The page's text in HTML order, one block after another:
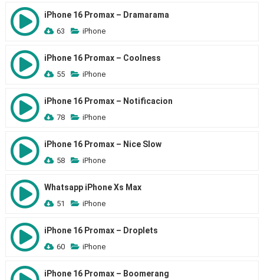
iPhone 16 Promax – Dramarama
63 iPhone
iPhone 16 Promax – Coolness
55 iPhone
iPhone 16 Promax – Notificacion
78 iPhone
iPhone 16 Promax – Nice Slow
58 iPhone
Whatsapp iPhone Xs Max
51 iPhone
iPhone 16 Promax – Droplets
60 iPhone
iPhone 16 Promax – Boomerang